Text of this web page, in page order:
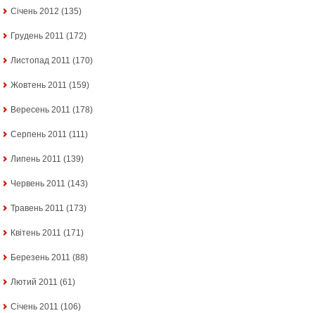
Січень 2012 (135)
Грудень 2011 (172)
Листопад 2011 (170)
Жовтень 2011 (159)
Вересень 2011 (178)
Серпень 2011 (111)
Липень 2011 (139)
Червень 2011 (143)
Травень 2011 (173)
Квітень 2011 (171)
Березень 2011 (88)
Лютий 2011 (61)
Січень 2011 (106)